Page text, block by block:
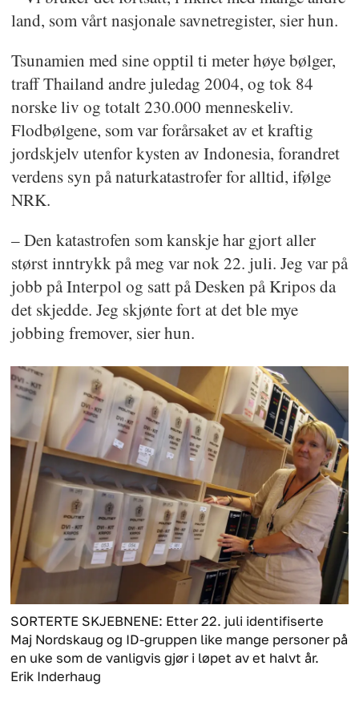
land, som vårt nasjonale savnetregister, sier hun.
Tsunamien med sine opptil ti meter høye bølger,
traff Thailand andre juledag 2004, og tok 84
norske liv og totalt 230.000 menneskeliv.
Flodbølgene, som var forårsaket av et kraftig
jordskjelv utenfor kysten av Indonesia, forandret
verdens syn på naturkatastrofer for alltid, ifølge
NRK.
– Den katastrofen som kanskje har gjort aller
størst inntrykk på meg var nok 22. juli. Jeg var på
jobb på Interpol og satt på Desken på Kripos da
det skjedde. Jeg skjønte fort at det ble mye
jobbing fremover, sier hun.
SORTERTE SKJEBNENE: Etter 22. juli identifiserte
Maj Nordskaug og ID-gruppen like mange personer på
en uke som de vanligvis gjør i løpet av et halvt år.
Erik Inderhaug